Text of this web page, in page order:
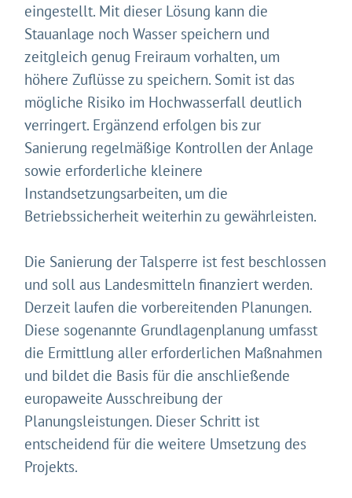
eingestellt. Mit dieser Lösung kann die
Stauanlage noch Wasser speichern und
zeitgleich genug Freiraum vorhalten, um
höhere Zuflüsse zu speichern. Somit ist das
mögliche Risiko im Hochwasserfall deutlich
verringert. Ergänzend erfolgen bis zur
Sanierung regelmäßige Kontrollen der Anlage
sowie erforderliche kleinere
Instandsetzungsarbeiten, um die
Betriebssicherheit weiterhin zu gewährleisten.
Die Sanierung der Talsperre ist fest beschlossen
und soll aus Landesmitteln finanziert werden.
Derzeit laufen die vorbereitenden Planungen.
Diese sogenannte Grundlagenplanung umfasst
die Ermittlung aller erforderlichen Maßnahmen
und bildet die Basis für die anschließende
europaweite Ausschreibung der
Planungsleistungen. Dieser Schritt ist
entscheidend für die weitere Umsetzung des
Projekts.
Gleich geht's los!
Mit Ihrer Zustimmung möchten wir moderne Web-
Technologien auf unserer Website nutzen. Einige sind
essenziell, Youtube und Matomo helfen uns diese
Website und Ihr Erlebnis zu verbessern.